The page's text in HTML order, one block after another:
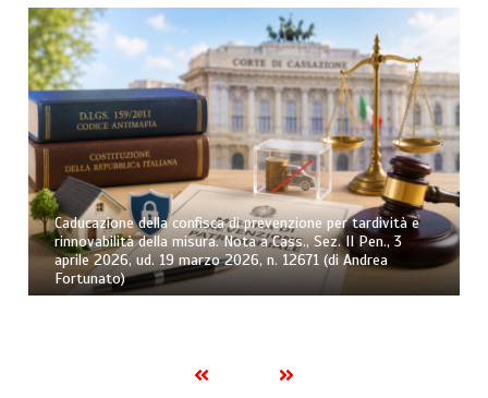
Caducazione della confisca di prevenzione per tardività e
rinnovabilità della misura. Nota a Cass., Sez. II Pen., 3
aprile 2026, ud. 19 marzo 2026, n. 12671 (di Andrea
Fortunato)